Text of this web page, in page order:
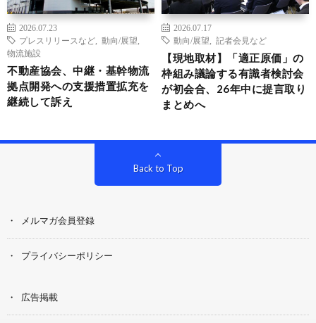
2026.07.23
プレスリリースなど
動向/展望
物流施設
不動産協会、中継・基幹物流
拠点開発への支援措置拡充を
継続して訴え
2026.07.17
動向/展望
記者会見など
【現地取材】「適正原価」の
枠組み議論する有識者検討会
が初会合、26年中に提言取り
まとめへ
Back to Top
メルマガ会員登録
プライバシーポリシー
広告掲載